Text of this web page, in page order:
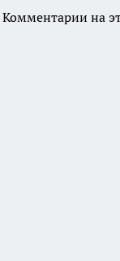
Комментарии на